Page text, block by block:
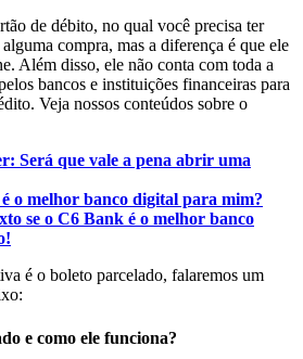
de débito, no qual você precisa ter
compra, mas a diferença é que ele
Além disso, ele não conta com toda a
bancos e instituições financeiras para
Veja nossos conteúdos sobre o
Será que vale a pena abrir uma
o melhor banco digital para mim?
se o C6 Bank é o melhor banco
!
é o boleto parcelado, falaremos um
e como ele funciona?